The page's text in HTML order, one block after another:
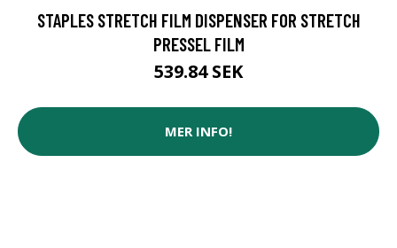
STAPLES STRETCH FILM DISPENSER FOR STRETCH
PRESSEL FILM
539.84 SEK
MER INFO!